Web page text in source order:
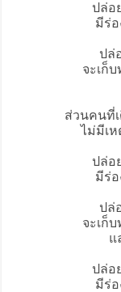
ปล่อ
มีร่อ
ปล่
จะเก็
ส่วนคนที่
ไม่มีเ
ปล่อ
มีร่อ
ปล่
จะเก็
แ
ปล่อ
มีร่อ